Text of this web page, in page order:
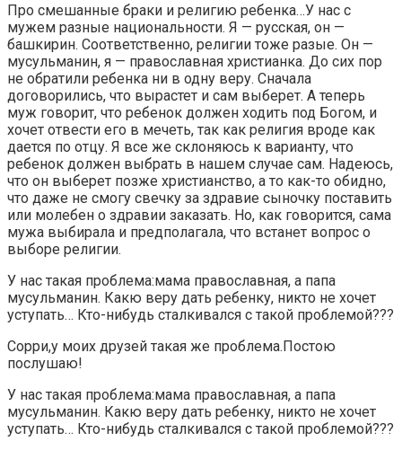
Про смешанные браки и религию ребенка…У нас с
мужем разные национальности. Я — русская, он —
башкирин. Соответственно, религии тоже разые. Он —
мусульманин, я — православная христианка. До сих пор
не обратили ребенка ни в одну веру. Сначала
договорились, что вырастет и сам выберет. А теперь
муж говорит, что ребенок должен ходить под Богом, и
хочет отвести его в мечеть, так как религия вроде как
дается по отцу. Я все же склоняюсь к варианту, что
ребенок должен выбрать в нашем случае сам. Надеюсь,
что он выберет позже христианство, а то как-то обидно,
что даже не смогу свечку за здравие сыночку поставить
или молебен о здравии заказать. Но, как говорится, сама
мужа выбирала и предполагала, что встанет вопрос о
выборе религии.
У нас такая проблема:мама православная, а папа
мусульманин. Какю веру дать ребенку, никто не хочет
уступать… Кто-нибудь сталкивался с такой проблемой???
Сорри,у моих друзей такая же проблема.Постою
послушаю!
У нас такая проблема:мама православная, а папа
мусульманин. Какю веру дать ребенку, никто не хочет
уступать… Кто-нибудь сталкивался с такой проблемой???